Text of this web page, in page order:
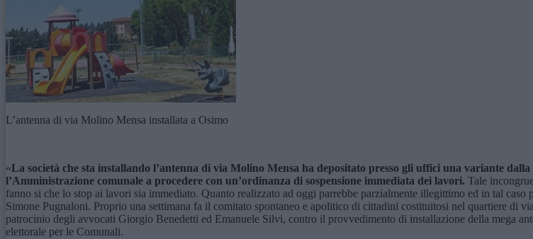
L’antenna di via Molino Mensa installata a Osimo
«La società che sta installando l’antenna di via Molino Mensa ha depositato presso gli uffici una variante
l’Amministrazione comunale a procedere con un’ordinanza di sospensione immediata dei lavori. Tale
fanno si che lo stop ai lavori sia immediato. Quanto realizzato ad oggi parrebbe parzialmente illegittimo ed in tal
Simone Pugnaloni. Proprio una settimana fa il comitato spontaneo e apolitico di cittadini costituitosi nel quartiere di
patrocinio degli avvocati Giorgio Benedetti ed Emanuele Silvi, contro il provvedimento di installazione della mega
elettorale per le Comunali.